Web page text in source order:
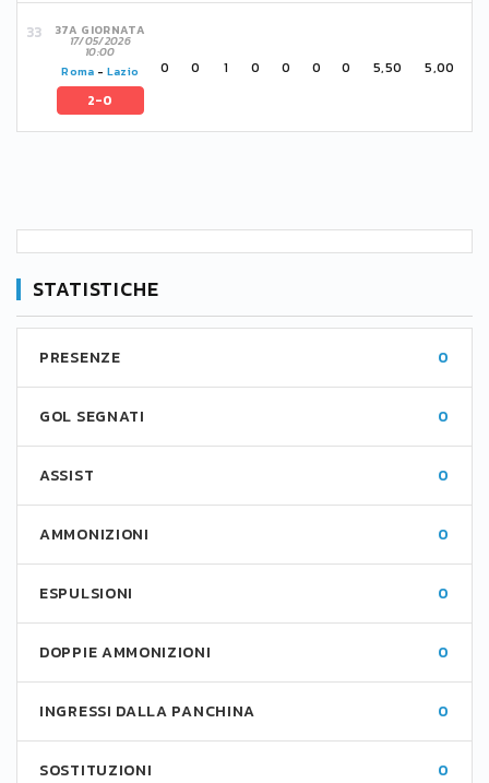
37A GIORNATA
17/05/2026
10:00
Roma - Lazio
2-0
0 0 1 0 0 0 0 5,50 5,00
STATISTICHE
PRESENZE 0
GOL SEGNATI 0
ASSIST 0
AMMONIZIONI 0
ESPULSIONI 0
DOPPIE AMMONIZIONI 0
INGRESSI DALLA PANCHINA 0
SOSTITUZIONI 0